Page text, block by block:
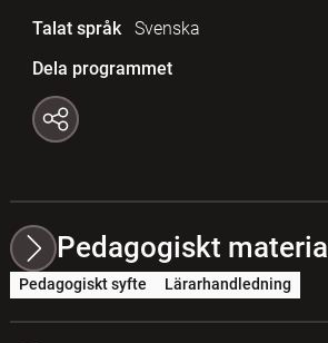
Talat språk
Svenska
Dela programmet
Pedagogiskt material
Pedagogiskt syfte Lärarhandledning